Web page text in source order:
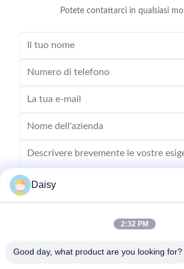
Potete contattarci in qualsiasi
Inviare
Daisy
2:32 PM
Good day, what product are you looking for?